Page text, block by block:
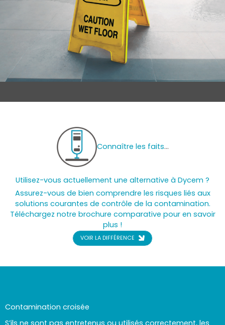
Connaître les faits...
Utilisez-vous actuellement une alternative à Dycem ?
Assurez-vous de bien comprendre les risques liés aux
solutions courantes de contrôle de la contamination.
Téléchargez notre brochure comparative pour en savoir
plus !
VOIR LA DIFFÉRENCE
Contamination croisée
S’ils ne sont pas entretenus ou utilisés correctement, les